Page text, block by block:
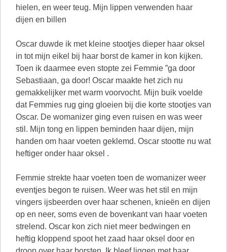
hielen, en weer teug. Mijn lippen verwenden haar
dijen en billen
Oscar duwde ik met kleine stootjes dieper haar oksel
in tot mijn eikel bij haar borst de kamer in kon kijken.
Toen ik daarmee even stopte zei Femmie ”ga door
Sebastiaan, ga door! Oscar maakte het zich nu
gemakkelijker met warm voorvocht. Mijn buik voelde
dat Femmies rug ging gloeien bij die korte stootjes van
Oscar. De womanizer ging even ruisen en was weer
stil. Mijn tong en lippen beminden haar dijen, mijn
handen om haar voeten geklemd. Oscar stootte nu wat
heftiger onder haar oksel .
Femmie strekte haar voeten toen de womanizer weer
eventjes begon te ruisen. Weer was het stil en mijn
vingers ijsbeerden over haar schenen, knieën en dijen
op en neer, soms even de bovenkant van haar voeten
strelend. Oscar kon zich niet meer bedwingen en
heftig kloppend spoot het zaad haar oksel door en